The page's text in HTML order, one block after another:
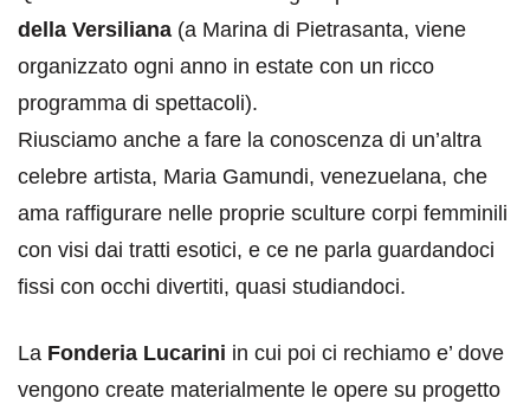
della Versiliana (a Marina di Pietrasanta, viene
organizzato ogni anno in estate con un ricco
programma di spettacoli).
Riusciamo anche a fare la conoscenza di un’altra
celebre artista, Maria Gamundi, venezuelana, che
ama raffigurare nelle proprie sculture corpi femminili
con visi dai tratti esotici, e ce ne parla guardandoci
fissi con occhi divertiti, quasi studiandoci.
La Fonderia Lucarini in cui poi ci rechiamo e’ dove
vengono create materialmente le opere su progetto